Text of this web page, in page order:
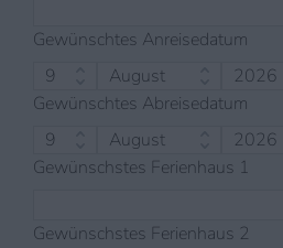
Gewünschtes Anreisedatum
Gewünschtes Abreisedatum
Gewünschstes Ferienhaus 1
Gewünschstes Ferienhaus 2